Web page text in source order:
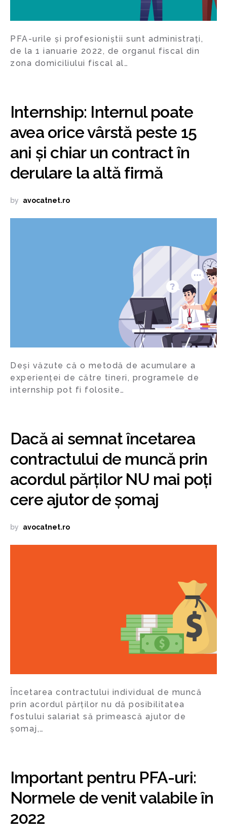
PFA-urile și profesioniștii sunt administrați,
de la 1 ianuarie 2022, de organul fiscal din
zona domiciliului fiscal al…
Internship: Internul poate
avea orice vârstă peste 15
ani și chiar un contract în
derulare la altă firmă
by avocatnet.ro
Deși văzute că o metodă de acumulare a
experienței de către tineri, programele de
internship pot fi folosite…
Dacă ai semnat încetarea
contractului de muncă prin
acordul părților NU mai poți
cere ajutor de șomaj
by avocatnet.ro
Încetarea contractului individual de muncă
prin acordul părților nu dă posibilitatea
fostului salariat să primească ajutor de
șomaj,…
Important pentru PFA-uri:
Normele de venit valabile în
2022